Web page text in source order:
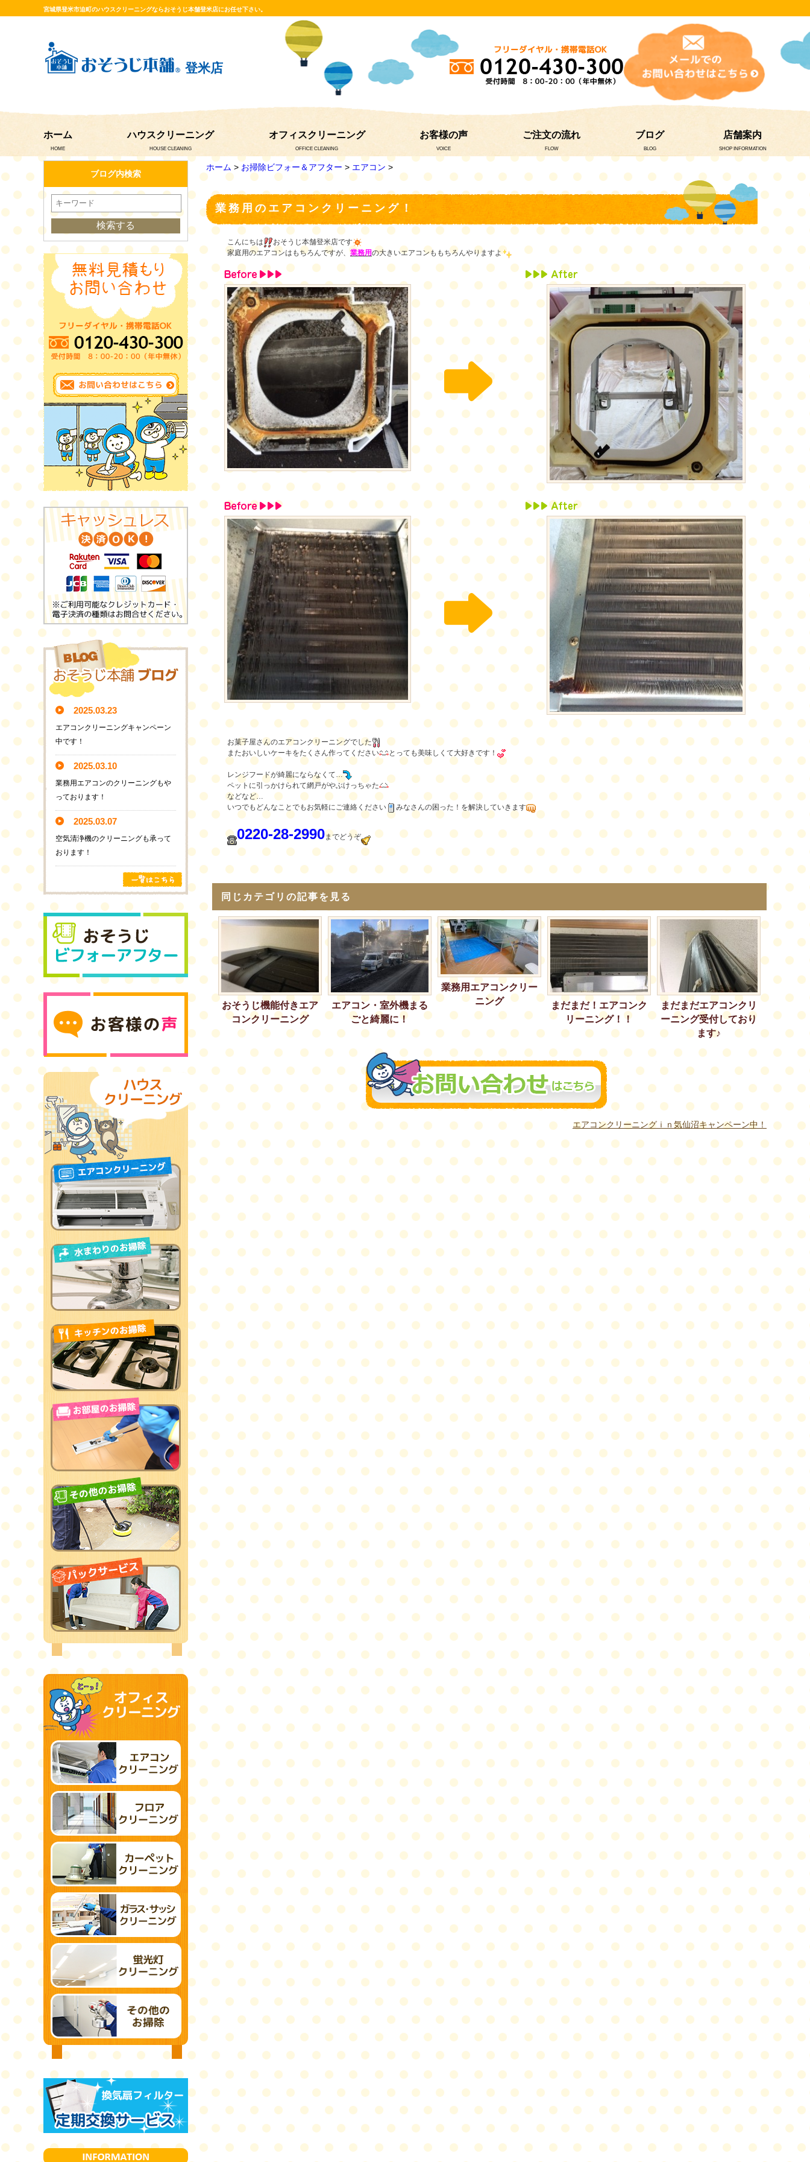
宮城県登米市迫町のハウスクリーニングならおそうじ本舗登米店にお任せ下さい。
登米店
ホーム
HOME
ハウスクリーニング
HOUSE CLEANING
オフィスクリーニング
OFFICE CLEANING
お客様の声
VOICE
ご注文の流れ
FLOW
ブログ
BLOG
店舗案内
SHOP INFORMATION
ホーム > お掃除ビフォー＆アフター > エアコン >
業務用のエアコンクリーニング！
こんにちは
おそうじ本舗登米店です
家庭用のエアコンはもちろんですが、業務用の大きいエアコンももちろんやりますよ
お菓子屋さんのエアコンクリーニングでした
またおいしいケーキをたくさん作ってください
とっても美味しくて大好きです！
レンジフードが綺麗にならなくて…
ペットに引っかけられて網戸がやぶけっちゃた
などなど…
いつでもどんなことでもお気軽にご連絡ください
みなさんの困った！を解決していきます
0220-28-2990までどうぞ
同じカテゴリの記事を見る
おそうじ機能付きエア
コンクリーニング
エアコン・室外機まる
ごと綺麗に！
業務用エアコンクリー
ニング
まだまだ！エアコンク
リーニング！！
まだまだエアコンクリ
ーニング受付しており
ます♪
エアコンクリーニングｉｎ気仙沼キャンペーン中！
ブログ内検索
2025.03.23
エアコンクリーニングキャンペーン
中です！
2025.03.10
業務用エアコンのクリーニングもや
っております！
2025.03.07
空気清浄機のクリーニングも承って
おります！